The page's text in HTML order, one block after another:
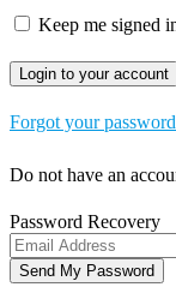
Keep me signed
Forgot your
Do not have an
Password Recovery